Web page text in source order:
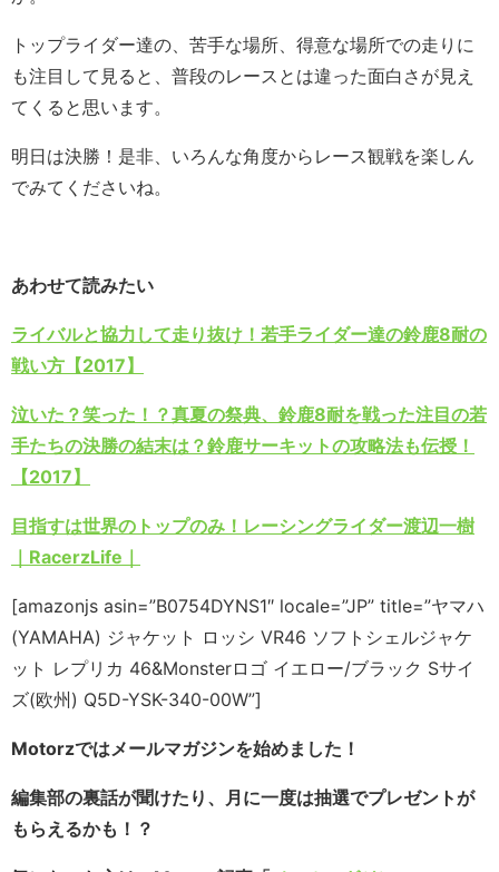
トップライダー達の、苦手な場所、得意な場所での走りに
も注目して見ると、普段のレースとは違った面白さが見え
てくると思います。
明日は決勝！是非、いろんな角度からレース観戦を楽しん
でみてくださいね。
あわせて読みたい
ライバルと協力して走り抜け！若手ライダー達の鈴鹿8耐の
戦い方【2017】
泣いた？笑った！？真夏の祭典、鈴鹿8耐を戦った注目の若
手たちの決勝の結末は？鈴鹿サーキットの攻略法も伝授！
【2017】
目指すは世界のトップのみ！レーシングライダー渡辺一樹
｜RacerzLife｜
[amazonjs asin=”B0754DYNS1″ locale=”JP” title=”ヤマハ
(YAMAHA) ジャケット ロッシ VR46 ソフトシェルジャケ
ット レプリカ 46&Monsterロゴ イエロー/ブラック Sサイ
ズ(欧州) Q5D-YSK-340-00W”]
Motorzではメールマガジンを始めました！
編集部の裏話が聞けたり、月に一度は抽選でプレゼントが
もらえるかも！？